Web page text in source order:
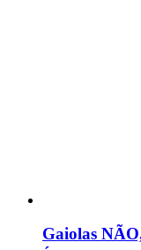
Gaiolas